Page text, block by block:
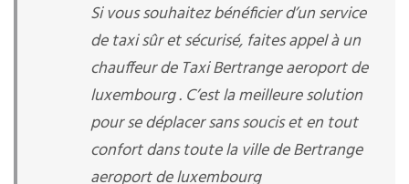
Si vous souhaitez bénéficier d’un service
de taxi sûr et sécurisé, faites appel à un
chauffeur de Taxi Bertrange aeroport de
luxembourg . C’est la meilleure solution
pour se déplacer sans soucis et en tout
confort dans toute la ville de Bertrange
aeroport de luxembourg